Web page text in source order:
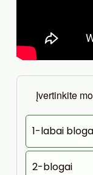
Įvertinkite
1-labai
2-blogai